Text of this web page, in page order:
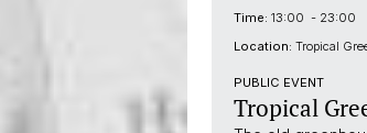
Time: 13:00 - 23:00
Location: Tropical
PUBLIC EVENT
Tropical